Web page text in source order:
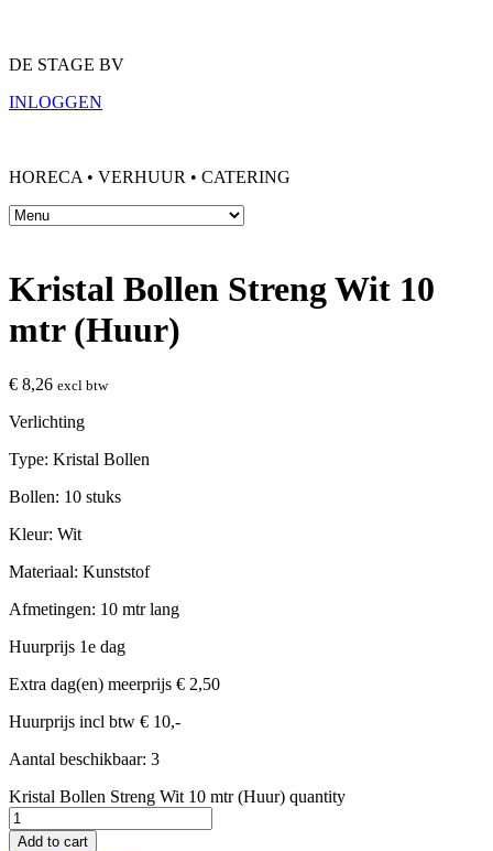
DE STAGE BV
INLOGGEN
HORECA • VERHUUR • CATERING
Kristal Bollen Streng Wit 10
mtr (Huur)
€ 8,26 excl btw
Verlichting
Type: Kristal Bollen
Bollen: 10 stuks
Kleur: Wit
Materiaal: Kunststof
Afmetingen: 10 mtr lang
Huurprijs 1e dag
Extra dag(en) meerprijs € 2,50
Huurprijs incl btw € 10,-
Aantal beschikbaar: 3
Kristal Bollen Streng Wit 10 mtr (Huur) quantity
Add to cart